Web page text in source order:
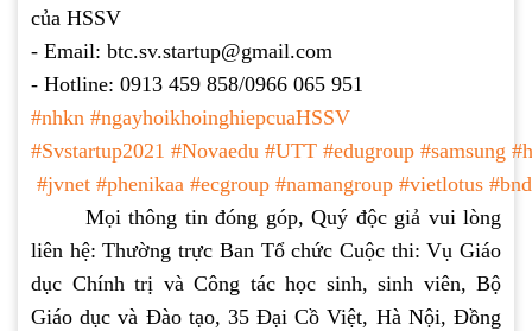
của HSSV
- Email: btc.sv.startup@gmail.com
- Hotline: 0913 459 858/0966 065 951
#nhkn #ngayhoikhoinghiepcuaHSSV
#Svstartup2021 #Novaedu #UTT #edugroup #samsung
#jvnet #phenikaa #ecgroup #namangroup #vietlotus #bnd
Mọi thông tin đóng góp, Quý độc giả vui lòng
liên hệ: Thường trực Ban Tổ chức Cuộc thi: Vụ Giáo
dục Chính trị và Công tác học sinh, sinh viên, Bộ
Giáo dục và Đào tạo, 35 Đại Cồ Việt, Hà Nội, Đồng